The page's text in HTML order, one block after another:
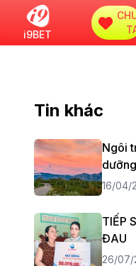
i9BET
Tin khác
Ngôi
16/04/
TIẾP
ĐAU
26/07/